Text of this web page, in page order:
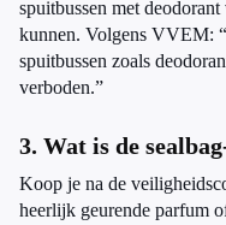
spuitbussen met
kunnen. Volgens VVEM:
spuitbussen zoals
verboden.”
3. Wat is de
Koop je na de
heerlijk geurende parfum